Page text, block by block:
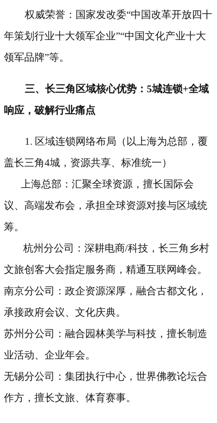
权威荣誉：国家发改委“中国改革开放四十
年策划行业十大领军企业”“中国文化产业十大
领军品牌”等。
三、长三角区域核心优势： 5城连锁+全域
响应，破解行业痛点
1. 区域连锁网络布局（以上海为总部，覆
盖长三角4城，资源共享、标准统一）
上海总部：汇聚全球资源，擅长国际会
议、高端发布会，承担全球资源对接与区域统
筹。
杭州分公司：深耕电商/科技，长三角乡村
文旅创客大会指定服务商，精通互联网峰会。
南京分公司：政企资源深厚，融合古都文化，
承接政府会议、文化庆典。
苏州分公司：融合园林美学与科技，擅长制造
业活动、企业年会。
无锡分公司：集团执行中心，世界佛教论坛合
作方，擅长文旅、体育赛事。